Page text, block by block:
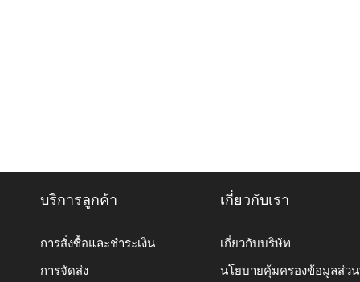
บริการลูกค้า
การสั่งซื้อและชำระเงิน
การจัดส่ง
เกี่ยวกับเรา
เกี่ยวกับบริษัท
นโยบายคุ้มครองข้อมูลส่ว